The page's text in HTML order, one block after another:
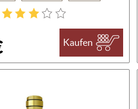
Kaufen